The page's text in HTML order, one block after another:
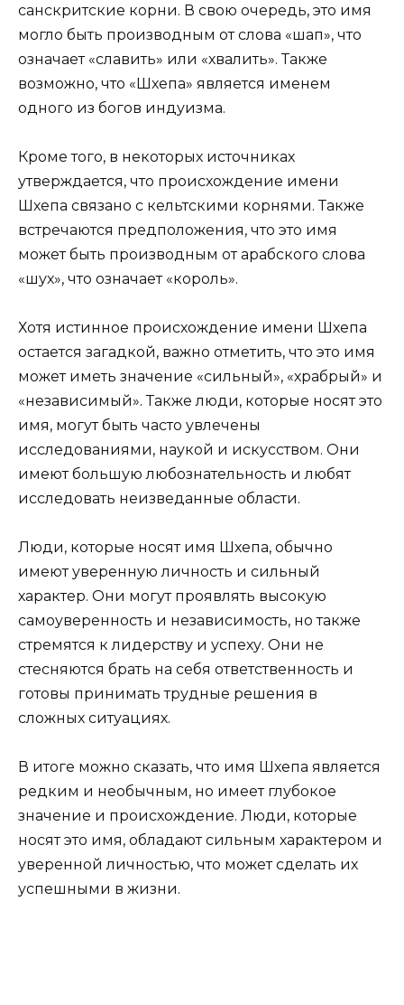
санскритские корни. В свою очередь, это имя
могло быть производным от слова «шап», что
означает «славить» или «хвалить». Также
возможно, что «Шхепа» является именем
одного из богов индуизма.
Кроме того, в некоторых источниках
утверждается, что происхождение имени
Шхепа связано с кельтскими корнями. Также
встречаются предположения, что это имя
может быть производным от арабского слова
«шух», что означает «король».
Хотя истинное происхождение имени Шхепа
остается загадкой, важно отметить, что это имя
может иметь значение «сильный», «храбрый» и
«независимый». Также люди, которые носят это
имя, могут быть часто увлечены
исследованиями, наукой и искусством. Они
имеют большую любознательность и любят
исследовать неизведанные области.
Люди, которые носят имя Шхепа, обычно
имеют уверенную личность и сильный
характер. Они могут проявлять высокую
самоуверенность и независимость, но также
стремятся к лидерству и успеху. Они не
стесняются брать на себя ответственность и
готовы принимать трудные решения в
сложных ситуациях.
В итоге можно сказать, что имя Шхепа является
редким и необычным, но имеет глубокое
значение и происхождение. Люди, которые
носят это имя, обладают сильным характером и
уверенной личностью, что может сделать их
успешными в жизни.